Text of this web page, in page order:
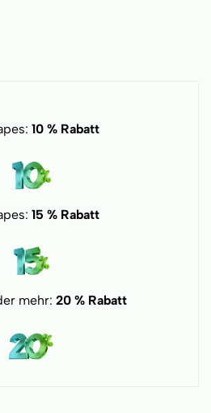
10 % Rabatt
15 % Rabatt
mehr: 20 % Rabatt